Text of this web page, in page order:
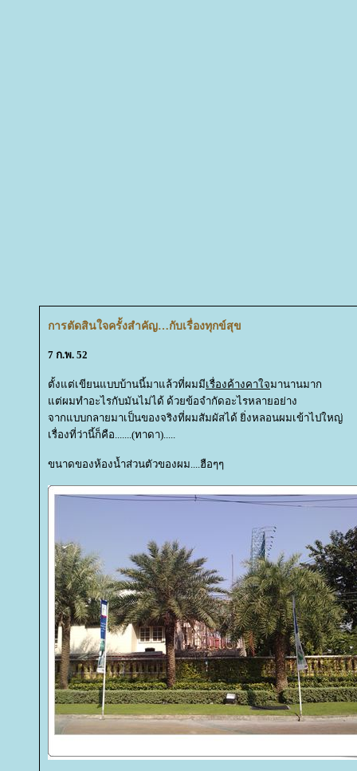
การตัดสินใจครั้งสำคัญ…กับเรื่องทุกข์สุข
7 ก.พ. 52
ตั้งแต่เขียนแบบบ้านนี้มาแล้วที่ผมมีเรื่องค้างคาใจมานานมาก
ต่ผมทำอะไรกับมันไม่ได้ ด้วยข้อจำกัดอะไรหลายอย่าง
จากแบบกลายมาเป็นของจริงที่ผมสัมผัสได้ ยิ่งหลอนผมเข้าไปใหญ่
เรื่องที่ว่านี้ก็คือ.......(ทาดา).....
ขนาดของห้องน้ำส่วนตัวของผม....ฮือๆๆ